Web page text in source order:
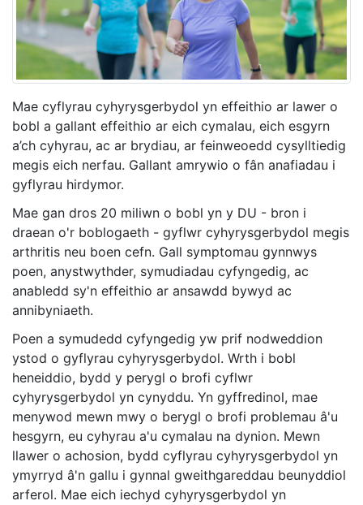
Mae cyflyrau cyhyrysgerbydol yn effeithio ar lawer o
bobl a gallant effeithio ar eich cymalau, eich esgyrn
a’ch cyhyrau, ac ar brydiau, ar feinweoedd cysylltiedig
megis eich nerfau. Gallant amrywio o fân anafiadau i
gyflyrau hirdymor.
Mae gan dros 20 miliwn o bobl yn y DU - bron i
draean o'r boblogaeth - gyflwr cyhyrysgerbydol megis
arthritis neu boen cefn. Gall symptomau gynnwys
poen, anystwythder, symudiadau cyfyngedig, ac
anabledd sy'n effeithio ar ansawdd bywyd ac
annibyniaeth.
Poen a symudedd cyfyngedig yw prif nodweddion
ystod o gyflyrau cyhyrysgerbydol. Wrth i bobl
heneiddio, bydd y perygl o brofi cyflwr
cyhyrysgerbydol yn cynyddu. Yn gyffredinol, mae
menywod mewn mwy o berygl o brofi problemau â'u
hesgyrn, eu cyhyrau a'u cymalau na dynion. Mewn
llawer o achosion, bydd cyflyrau cyhyrysgerbydol yn
ymyrryd â'n gallu i gynnal gweithgareddau beunyddiol
arferol. Mae eich iechyd cyhyrysgerbydol yn